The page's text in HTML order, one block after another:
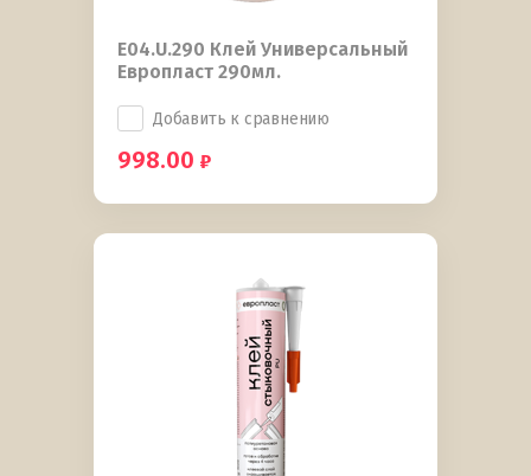
E04.U.290 Клей Универсальный
Европласт 290мл.
Добавить к сравнению
998.00